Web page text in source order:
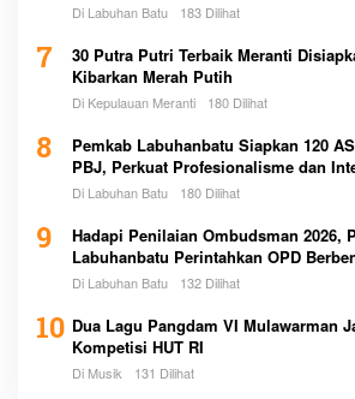
Di Labuhan Batu 183 Dilihat
7
30 Putra Putri Terbaik Meranti
Kibarkan Merah Putih
Di Kepulauan Meranti 180 Dilihat
8
Pemkab Labuhanbatu Siapkan 120
PBJ, Perkuat Profesionalisme dan
Pemerintah
Di Labuhan Batu 180 Dilihat
9
Hadapi Penilaian Ombudsman 2026,
Labuhanbatu Perintahkan OPD
Di Labuhan Batu 132 Dilihat
10 Dua Lagu Pangdam VI Mulawarman
Kompetisi HUT RI
Di Musik 131 Dilihat